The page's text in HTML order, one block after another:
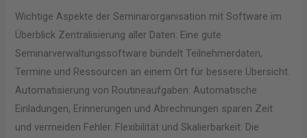
Wichtige Aspekte der Seminarorganisation mit Software im
Überblick Zentralisierung aller Daten: Eine gute
Seminarverwaltungssoftware bündelt Teilnehmerdaten,
Termine und Ressourcen an einem Ort für bessere Übersicht.
Automatisierung von Routineaufgaben: Automatische
Einladungen, Erinnerungen und Abrechnungen sparen Zeit
und vermeiden Fehler. Flexibilität und Skalierbarkeit: Die